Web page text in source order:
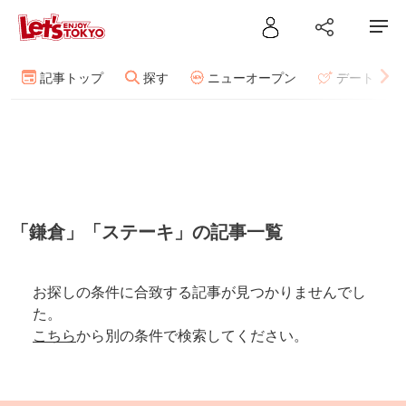
記事トップ 探す ニューオープン デート
「鎌倉」「ステーキ」の記事一覧
お探しの条件に合致する記事が見つかりませんでし
た。
こちらから別の条件で検索してください。